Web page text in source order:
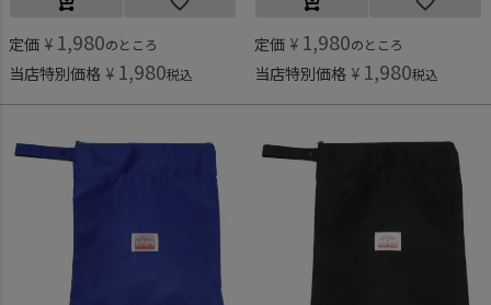
定価 ¥ 1,980のところ
当店特別価格 ¥ 1,980税込
定価 ¥ 1,980のところ
当店特別価格 ¥ 1,980税込